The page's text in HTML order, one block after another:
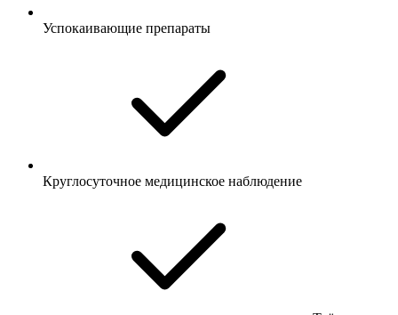
Успокаивающие препараты
Круглосуточное медицинское наблюдение